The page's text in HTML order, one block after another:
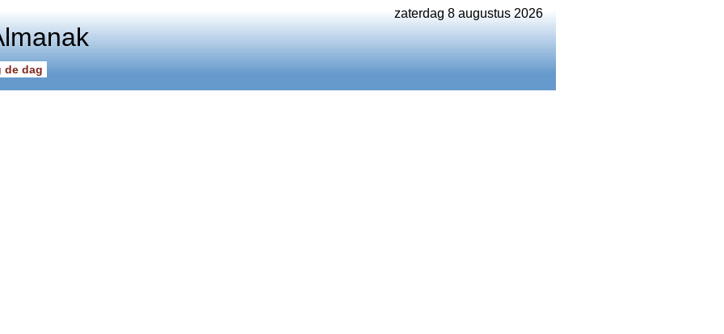
zaterdag 8 augustus 2026
de dag